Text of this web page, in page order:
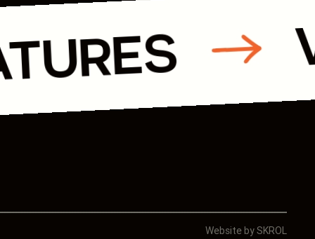
Website by SKROL